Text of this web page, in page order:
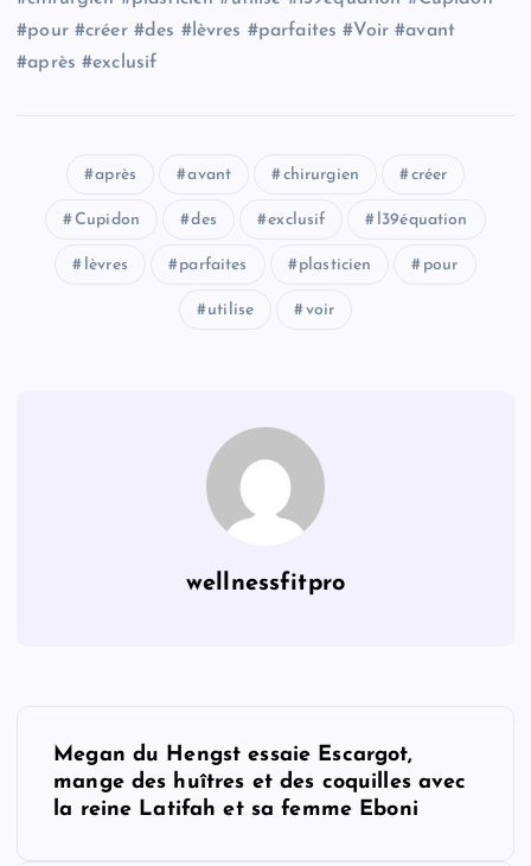
#pour #créer #des #lèvres #parfaites #Voir #avant
#après #exclusif
après avant chirurgien créer
Cupidon des exclusif l39équation
lèvres parfaites plasticien pour
utilise voir
wellnessfitpro
Megan du Hengst essaie Escargot,
mange des huîtres et des coquilles avec
la reine Latifah et sa femme Eboni